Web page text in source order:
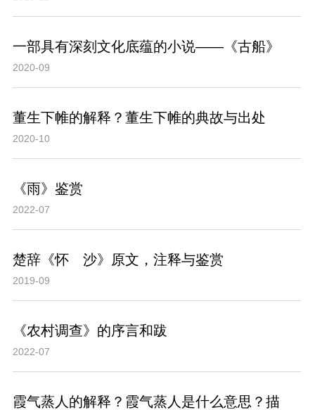
一部具有深刻文化底蕴的小说——《古船》
2020-09
董生下帷的解释？董生下帷的典故与出处
2020-10
《雨》鉴赏
2022-07
楚辞《怀 沙》原文，注释与鉴赏
2019-09
《农村调查》的序言和跋
2022-07
霞气蒸人的解释？霞气蒸人是什么意思？描